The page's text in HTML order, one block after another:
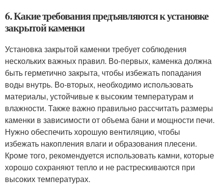
6. Какие требования предъявляются к установке
закрытой каменки
Установка закрытой каменки требует соблюдения
нескольких важных правил. Во-первых, каменка должна
быть герметично закрыта, чтобы избежать попадания
воды внутрь. Во-вторых, необходимо использовать
материалы, устойчивые к высоким температурам и
влажности. Также важно правильно рассчитать размеры
каменки в зависимости от объема бани и мощности печи.
Нужно обеспечить хорошую вентиляцию, чтобы
избежать накопления влаги и образования плесени.
Кроме того, рекомендуется использовать камни, которые
хорошо сохраняют тепло и не растрескиваются при
высоких температурах.